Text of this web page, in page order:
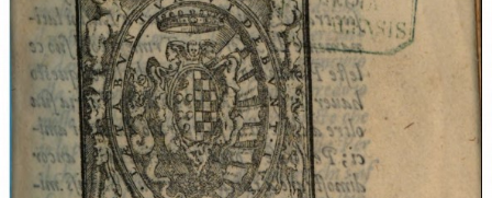
Argumento di Marcilio Ficini
Fiorentino, sobre il Pimandro di
Mercurio Trimegisto, a cosimo de
Medici, Padre del la Patria
Serm I al XV